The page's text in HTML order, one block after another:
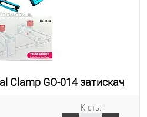
Clamp GO-014 затискач
К-сть: